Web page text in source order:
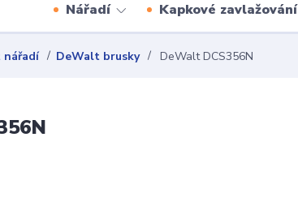
Nářadí Kapkové zavlažování
nářadí DeWalt brusky DeWalt DCS356N